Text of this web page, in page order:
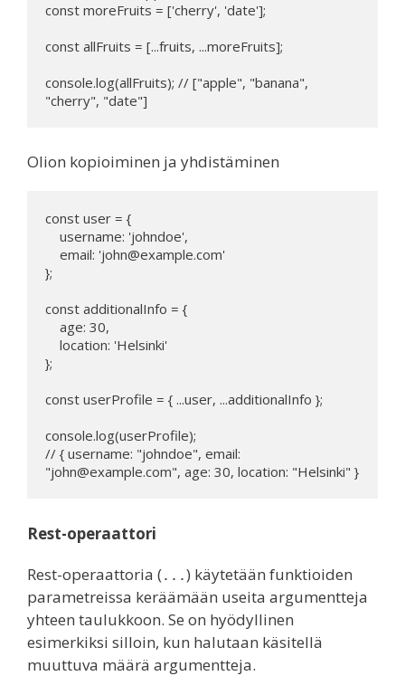
const moreFruits = ['cherry', 'date'];
const allFruits = [...fruits, ...moreFruits];
console.log(allFruits); // ["apple", "banana",
"cherry", "date"]
Olion kopioiminen ja yhdistäminen
const user = {
};
const additionalInfo = {
};
const userProfile = { ...user, ...additionalInfo };
console.log(userProfile);
// { username: "johndoe", email:
Rest-operaattori
Rest-operaattoria (...) käytetään funktioiden
parametreissa keräämään useita argumentteja
yhteen taulukkoon. Se on hyödyllinen
esimerkiksi silloin, kun halutaan käsitellä
muuttuva määrä argumentteja.